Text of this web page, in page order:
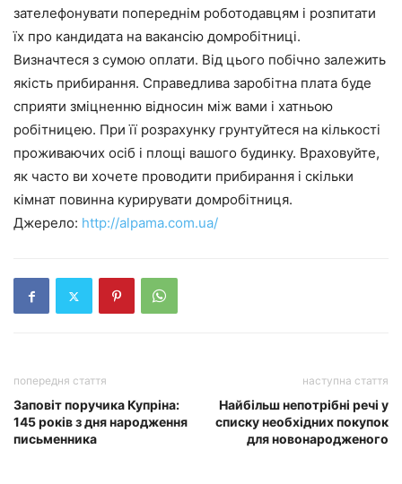
зателефонувати попереднім роботодавцям і розпитати
їх про кандидата на вакансію домробітниці.
Визначтеся з сумою оплати. Від цього побічно залежить
якість прибирання. Справедлива заробітна плата буде
сприяти зміцненню відносин між вами і хатньою
робітницею. При її розрахунку грунтуйтеся на кількості
проживаючих осіб і площі вашого будинку. Враховуйте,
як часто ви хочете проводити прибирання і скільки
кімнат повинна курирувати домробітниця.
Джерело: http://alpama.com.ua/
попередня стаття
Заповіт поручика Купріна:
145 років з дня народження
письменника
наступна стаття
Найбільш непотрібні речі у
списку необхідних покупок
для новонародженого